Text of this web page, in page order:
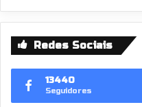
Redes Sociais
13440
Seguidores